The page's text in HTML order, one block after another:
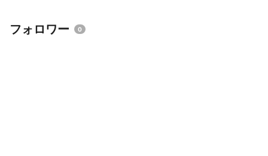
フォロワー 0